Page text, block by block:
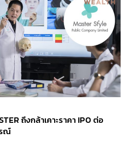
ถึงกล้าเคาะราคา IPO ต่อ
ณ์